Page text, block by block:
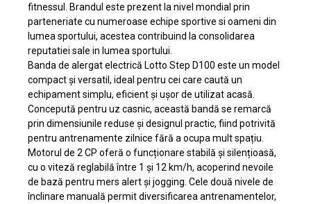
fitnessul. Brandul este prezent la nivel mondial prin
parteneriate cu numeroase echipe sportive si oameni din
lumea sportului, acestea contribuind la consolidarea
reputatiei sale in lumea sportului.
Banda de alergat electrică Lotto Step D100 este un model
compact și versatil, ideal pentru cei care caută un
echipament simplu, eficient și ușor de utilizat acasă.
Concepută pentru uz casnic, această bandă se remarcă
prin dimensiunile reduse și designul practic, fiind potrivită
pentru antrenamente zilnice fără a ocupa mult spațiu.
Motorul de 2 CP oferă o funcționare stabilă și silențioasă,
cu o viteză reglabilă între 1 și 12 km/h, acoperind nevoile
de bază pentru mers alert și jogging. Cele două nivele de
înclinare manuală permit diversificarea antrenamentelor,